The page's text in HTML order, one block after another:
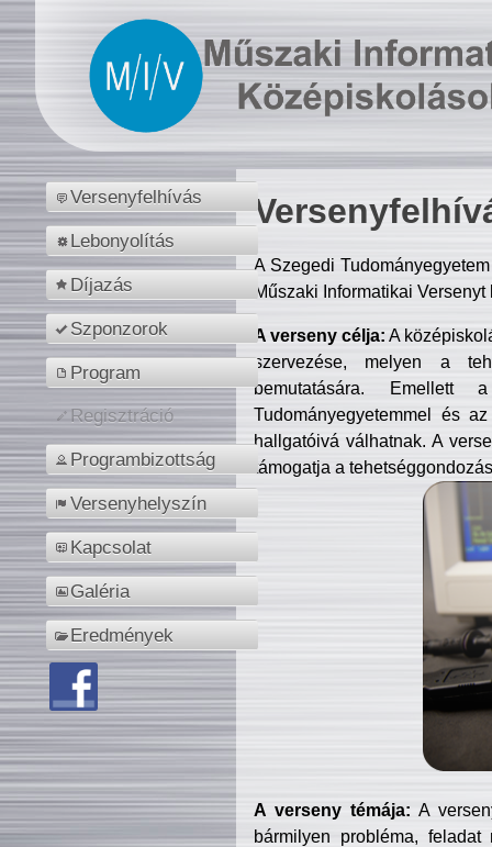
Versenyfelhívás
Lebonyolítás
Díjazás
Szponzorok
Program
Regisztráció
Programbizottság
Versenyhelyszín
Kapcsolat
Galéria
Eredmények
A Szegedi
Műszaki Informatikai
A verseny célja: A
szervezése, melyen a
bemutatására. Emellett
Tudományegyetemmel és
hallgatóivá válhatnak. A
támogatja a
A verseny témája: A
bármilyen probléma, feladat